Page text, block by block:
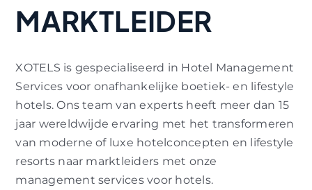
MARKTLEIDER
XOTELS is gespecialiseerd in Hotel Management
Services voor onafhankelijke boetiek- en lifestyle
hotels. Ons team van experts heeft meer dan 15
jaar wereldwijde ervaring met het transformeren
van moderne of luxe hotelconcepten en lifestyle
resorts naar marktleiders met onze
management services voor hotels.